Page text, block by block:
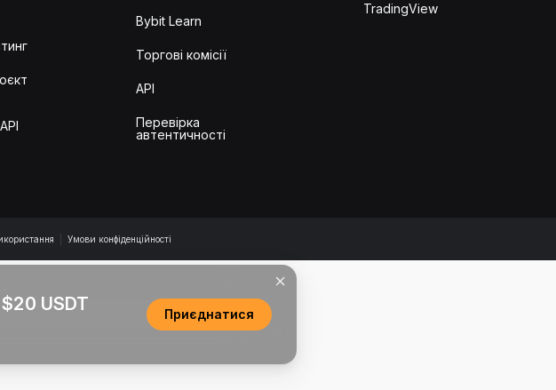
Bybit Learn
Торгові комісії
API
Перевірка
автентичності
TradingView
Умови конфіденційності
USDT Приєднатися